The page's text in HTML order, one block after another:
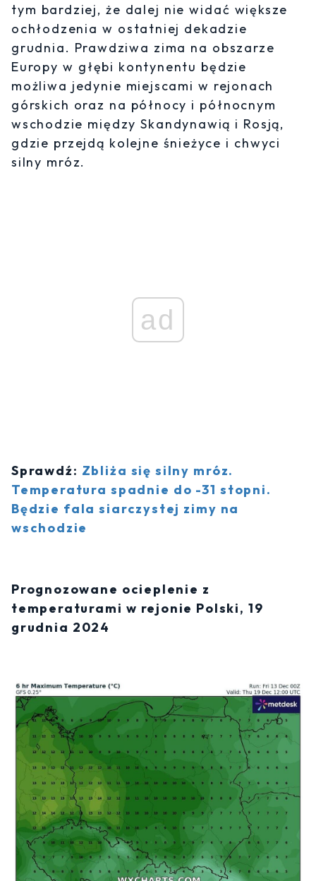
tym bardziej, że dalej nie widać większe
ochłodzenia w ostatniej dekadzie
grudnia. Prawdziwa zima na obszarze
Europy w głębi kontynentu będzie
możliwa jedynie miejscami w rejonach
górskich oraz na północy i północnym
wschodzie między Skandynawią i Rosją,
gdzie przejdą kolejne śnieżyce i chwyci
silny mróz.
ad
Sprawdź: Zbliża się silny mróz.
Temperatura spadnie do -31 stopni.
Będzie fala siarczystej zimy na
wschodzie
Prognozowane ocieplenie z
temperaturami w rejonie Polski, 19
grudnia 2024